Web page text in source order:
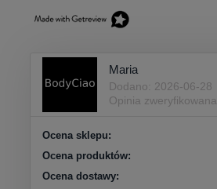
Maria
Dodano: 2026-06-28
Opinia zweryfikowana
Ocena sklepu:
Ocena produktów:
Ocena dostawy: